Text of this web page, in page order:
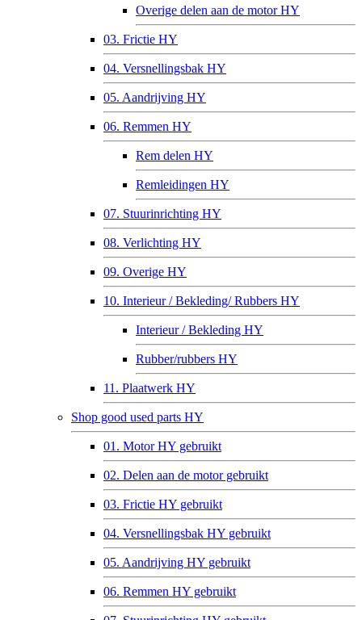
Overige delen aan de motor HY
03. Frictie HY
04. Versnellingsbak HY
05. Aandrijving HY
06. Remmen HY
Rem delen HY
Remleidingen HY
07. Stuurinrichting HY
08. Verlichting HY
09. Overige HY
10. Interieur / Bekleding/ Rubbers HY
Interieur / Bekleding HY
Rubber/rubbers HY
11. Plaatwerk HY
Shop good used parts HY
01. Motor HY gebruikt
02. Delen aan de motor gebruikt
03. Frictie HY gebruikt
04. Versnellingsbak HY gebruikt
05. Aandrijving HY gebruikt
06. Remmen HY gebruikt